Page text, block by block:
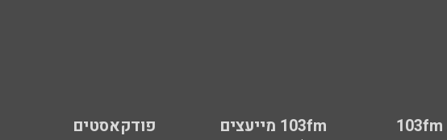
103fm מייעצים פודקאסטים